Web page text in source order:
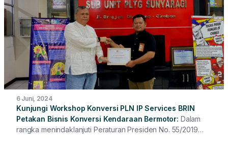
memasuki tahap Commercial Operation Date (COD) pada
Jumat (17/7), setelah melalui proses penyediaan
pembangkit, instalasi, commissioning, hingga Reliability
Running Test selama 72 jam sesuai standar teknis.
Kehadiran tambahan kapasitas ini diharapkan dapat
meningkatkan keandalan pasokan listrik sekaligus
mendukung pertumbuhan ekonomi dan pembangunan di
wilayah Timika.
6 Juni, 2024
Kunjungi Workshop Konversi PLN IP Services BRIN
Petakan Bisnis Konversi Kendaraan Bermotor Dalam
rangka menindaklanjuti Peraturan Presiden No. 55/2019